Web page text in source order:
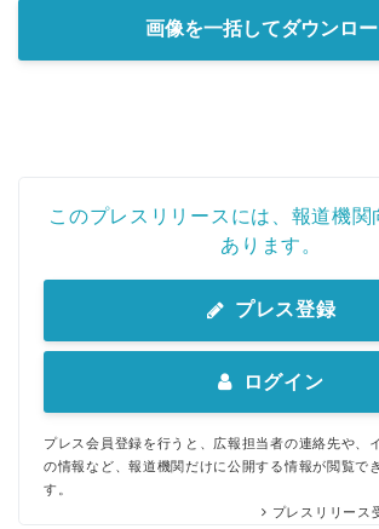
画像を一括してダウンロ
このプレスリリースには、報道機関
あります。
プレス登録
ログイン
プレス会員登録を行うと、広報担当者の連絡先や、
の情報など、報道機関だけに公開する情報が閲覧で
す。
プレスリリース